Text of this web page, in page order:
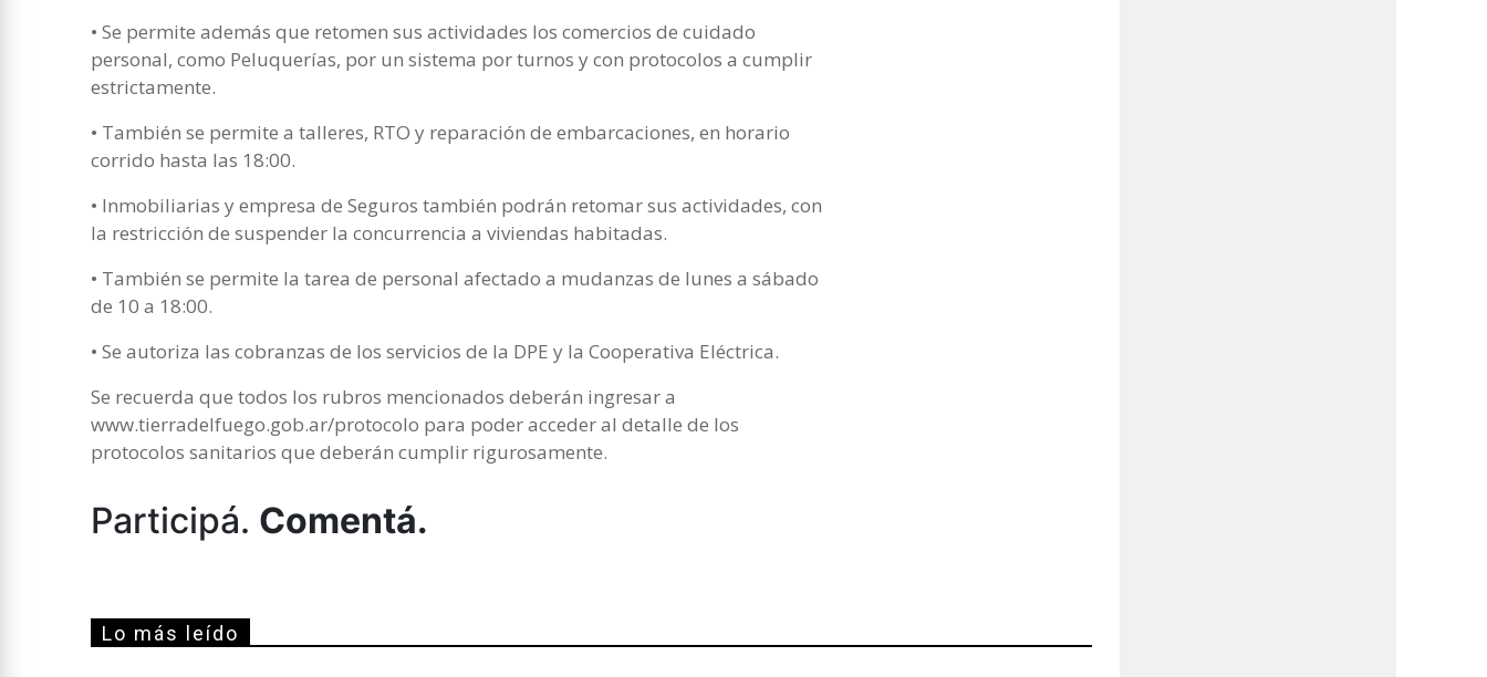
• Se permite además que retomen sus actividades los comercios de cuidado
personal, como Peluquerías, por un sistema por turnos y con protocolos a cumplir
estrictamente.
• También se permite a talleres, RTO y reparación de embarcaciones, en horario
corrido hasta las 18:00.
• Inmobiliarias y empresa de Seguros también podrán retomar sus actividades, con
la restricción de suspender la concurrencia a viviendas habitadas.
• También se permite la tarea de personal afectado a mudanzas de lunes a sábado
de 10 a 18:00.
• Se autoriza las cobranzas de los servicios de la DPE y la Cooperativa Eléctrica.
Se recuerda que todos los rubros mencionados deberán ingresar a
www.tierradelfuego.gob.ar/protocolo para poder acceder al detalle de los
protocolos sanitarios que deberán cumplir rigurosamente.
Participá. Comentá.
Lo más leído